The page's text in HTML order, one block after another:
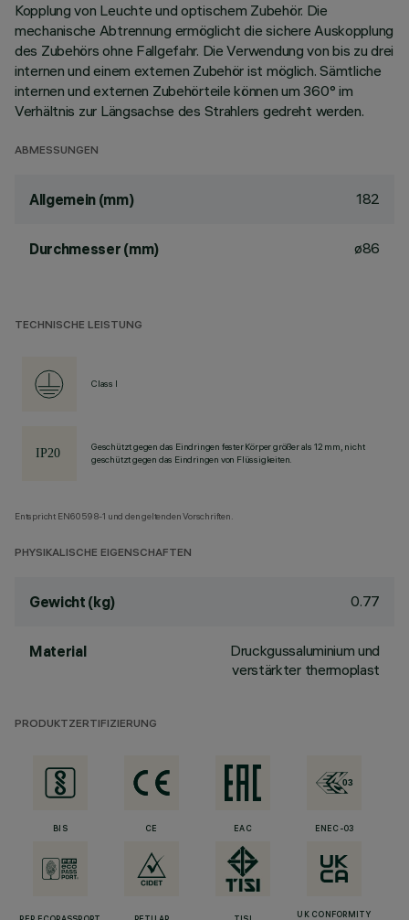
Kopplung von Leuchte und optischem Zubehör. Die
mechanische Abtrennung ermöglicht die sichere Auskopplung
des Zubehörs ohne Fallgefahr. Die Verwendung von bis zu drei
internen und einem externen Zubehör ist möglich. Sämtliche
internen und externen Zubehörteile können um 360° im
Verhältnis zur Längsachse des Strahlers gedreht werden.
ABMESSUNGEN
Allgemein (mm) 182
Durchmesser (mm) ø86
TECHNISCHE LEISTUNG
Class I
Geschützt gegen das Eindringen fester Körper größer als 12 mm, nicht
geschützt gegen das Eindringen von Flüssigkeiten.
Entspricht EN60598-1 und den geltenden Vorschriften.
PHYSIKALISCHE EIGENSCHAFTEN
Gewicht (kg) 0.77
Material
Druckgussaluminium und
verstärkter thermoplast
PRODUKTZERTIFIZIERUNG
BIS CE EAC ENEC-03
UK CONFORMITY